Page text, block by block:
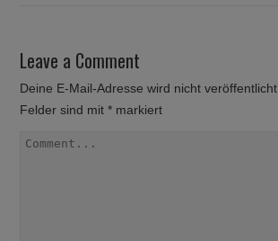
Leave a Comment
Deine E-Mail-Adresse wird nicht veröffentlicht.
Felder sind mit* markiert